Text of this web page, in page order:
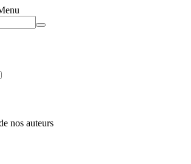
nos auteurs